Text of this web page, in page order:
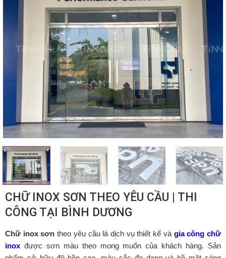
CHỮ INOX SƠN THEO YÊU CẦU | THI
CÔNG TẠI BÌNH DƯƠNG
Chữ inox sơntheo yêu cầu là dịch vụ thiết kế và gia công chữ
inox được sơn màu theo mong muốn của khách hàng. Sản